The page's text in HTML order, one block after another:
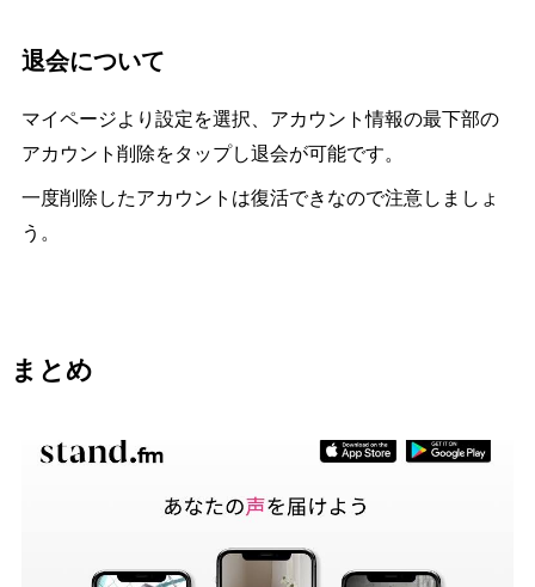
退会について
マイページより設定を選択、アカウント情報の最下部の
アカウント削除をタップし退会が可能です。
一度削除したアカウントは復活できなので注意しましょ
う。
まとめ